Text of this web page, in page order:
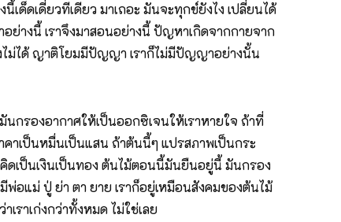
เดี่ยวทีเดียว มาเถอะ มันจะทุกข์ยังไง เปลี่ยนได้
ย่างนี้ เราจึงมาสอนอย่างนี้ ปัญหาเกิดจากกายจาก
ไม่ได้ ญาติโยมมีปัญญา เราก็ไม่มีปัญญาอย่างนั้น
รองอากาศให้เป็นออกซิเจนให้เราหายใจ ถ้าที่
าเป็นหมื่นเป็นแสน ถ้าต้นนี้ๆ แปรสภาพเป็นกระ
ดเป็นเงินเป็นทอง ต้นไม้ตอนนี้มันยืนอยู่นี้ มันกรอง
พ่อแม่ ปู่ ย่า ตา ยาย เราก็อยู่เหมือนสังคมของต้นไม้
ราเก่งกว่าทั้งหมด ไม่ใช่เลย